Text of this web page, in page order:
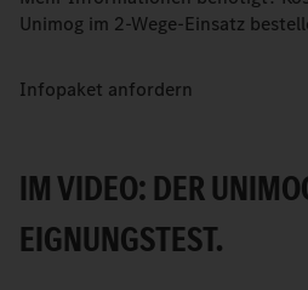
Unimog im 2-Wege-Einsatz
Infopaket anfordern
IM VIDEO: DER
EIGNUNGSTEST.